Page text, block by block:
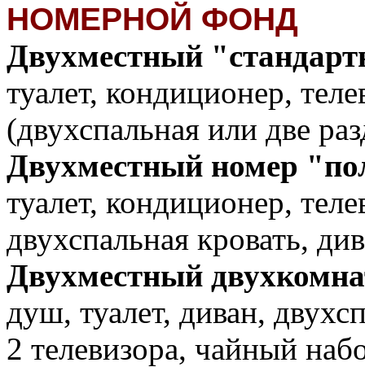
НОМЕРНОЙ ФОНД
Двухместный
туалет, кондиционер,
(двухспальная или две
Двухместный номер
туалет, кондиционер,
двухспальная кровать,
Двухместный
душ, туалет, диван,
2 телевизора, чайный